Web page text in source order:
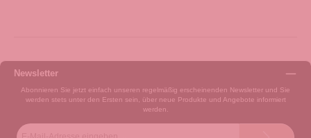
Newsletter
Abonnieren Sie jetzt einfach unseren regelmäßig erscheinenden Newsletter und Sie
werden stets unter den Ersten sein, über neue Produkte und Angebote informiert
werden.